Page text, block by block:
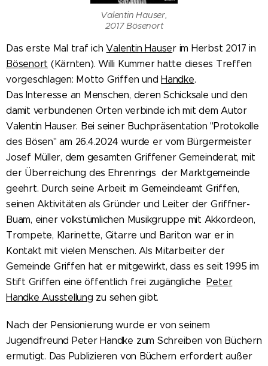
Valentin Hauser,
2017 Bösenort
Das erste Mal traf ichValentin Hauser im Herbst 2017 in
Bösenort (Kärnten). Willi Kummer hatte dieses Treffen
vorgeschlagen: Motto Griffen undHandke.
Das Interesse an Menschen, deren Schicksale und den
damit verbundenen Orten verbinde ich mit dem Autor
Valentin Hauser. Bei seiner Buchpräsentation "Protokolle
des Bösen" am 26.4.2024 wurde er vom Bürgermeister
Josef Müller, dem gesamten Griffener Gemeinderat, mit
der Überreichung des Ehrenrings der Marktgemeinde
geehrt. Durch seine Arbeit im Gemeindeamt Griffen,
seinen Aktivitäten als Gründer und Leiter der Griffner-
Buam, einer volkstümlichen Musikgruppe mit Akkordeon,
Trompete, Klarinette, Gitarre und Bariton war er in
Kontakt mit vielen Menschen. Als Mitarbeiter der
Gemeinde Griffen hat er mitgewirkt, dass es seit 1995 im
Stift Griffen eine öffentlich frei zugänglichePeter
Handke Ausstellung zu sehen gibt.
Nach der Pensionierung wurde er von seinem
Jugendfreund Peter Handke zum Schreiben von Büchern
ermutigt. Das Publizieren von Büchern erfordert außer